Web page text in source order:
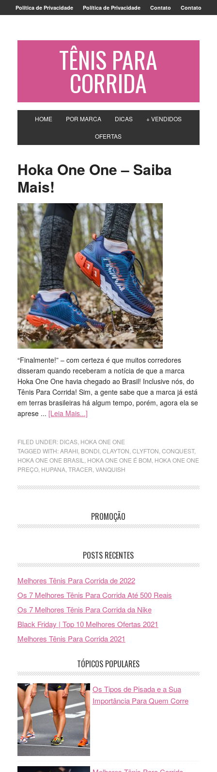
Política de Privacidade Política de Privacidade Contato Contato
TÊNIS PARA
CORRIDA
HOME POR MARCA DICAS + VENDIDOS
OFERTAS
Hoka One One – Saiba
Mais!
“Finalmente!” – com certeza é que muitos corredores
disseram quando receberam a notícia de que a marca
Hoka One One havia chegado ao Brasil! Inclusive nós, do
Tênis Para Corrida! Sim, a gente sabe que a marca já está
em terras brasileiras há algum tempo, porém, agora ela se
aprese ... [Leia Mais...]
FILED UNDER: DICAS, HOKA ONE ONE
TAGGED WITH:ARAHI, BONDI, CLAYTON CLYFTON CONQUEST,
HOKA ONE ONE BRASIL
HOKA ONE ONE É BOM HOKA ONE ONE
PREÇO, HUPANA, TRACER VANQUISH
PROMOÇÃO
POSTS RECENTES
Melhores Tênis Para Corrida de 2022
Os 7 Melhores Tênis Para Corrida Até 500 Reais
Os 7 Melhores Tênis Para Corrida da Nike
Black Friday | Top 10 Melhores Ofertas 2021
Melhores Tênis Para Corrida 2021
TÓPICOS POPULARES
Os Tipos de Pisada e a Sua
Importância Para Quem Corre